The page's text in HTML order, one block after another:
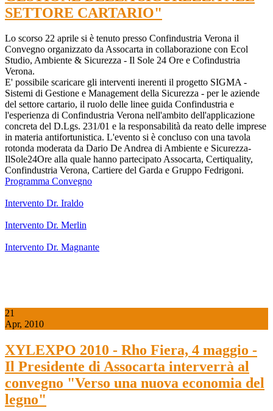
SETTORE CARTARIO"
Lo scorso 22 aprile si è tenuto presso Confindustria Verona il
Convegno or­ga­niz­zato da As­so­carta in collaborazione con Ecol
Studio, Ambiente & Sicurezza - Il Sole 24 Ore e Cofindustria
Verona.
E' possibile scaricare gli interventi inerenti il progetto SIGMA -
Sistemi di Gestione e Management della Sicurezza - per le aziende
del settore cartario, il ruolo delle linee guida Confindustria e
l'esperienza di Confindustria Verona nell'ambito dell'applicazione
concreta del D.Lgs. 231/01 e la responsabilità da reato delle imprese
in materia antifortunistica. L'evento si è concluso con una tavola
rotonda moderata da Dario De Andrea di Ambiente e Sicurezza-
IlSole24Ore alla quale hanno partecipato Assocarta, Certiquality,
Confindustria Verona, Cartiere del Garda e Gruppo Fedrigoni.
Programma Convegno
Intervento Dr. Iraldo
Intervento Dr. Merlin
Intervento Dr. Magnante
21
Apr, 2010
XYLEXPO 2010 - Rho Fiera, 4 maggio -
Il Presidente di Assocarta interverrà al
convegno "Verso una nuova economia del
legno"